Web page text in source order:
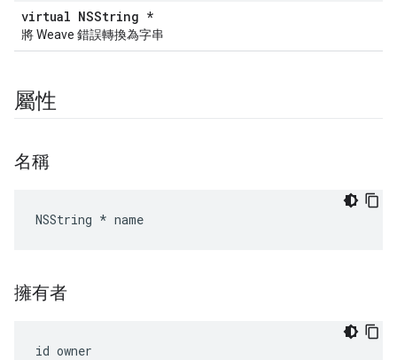
virtual NSString *
將 Weave 錯誤轉換為字串
屬性
名稱
NSString * name
擁有者
id owner